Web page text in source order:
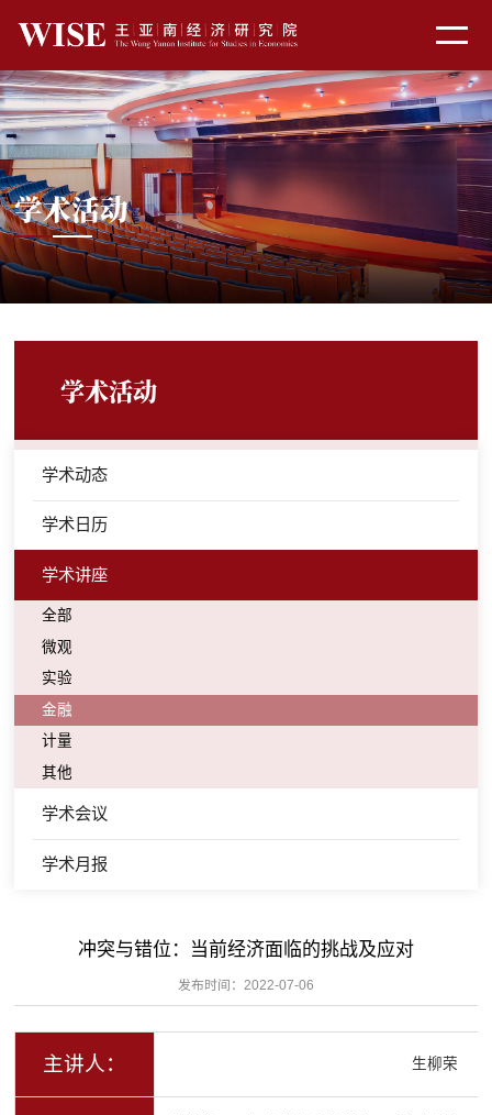
学术活动
学术活动
学术动态
学术日历
学术讲座
全部
微观
实验
金融
计量
其他
学术会议
学术月报
冲突与错位：当前经济面临的挑战及应对
发布时间：2022-07-06
主讲人： 生柳荣